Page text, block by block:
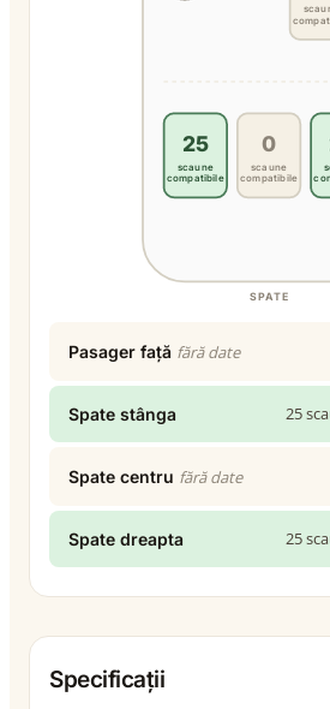
SPATE
25
scaune
compatibile
0
scaune
compatibile
Pasager față fără date
Spate stânga 25
Spate centru fără date
Spate dreapta 25
Specificații